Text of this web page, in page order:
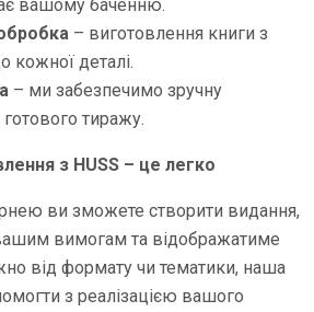
вашому баченню.
– виготовлення книги з
кожної деталі.
– ми забезпечимо зручну
тиражу.
з HUSS – це легко
ви зможете створити видання,
вимогам та відображатиме
від формату чи тематики, наша
з реалізацією вашого